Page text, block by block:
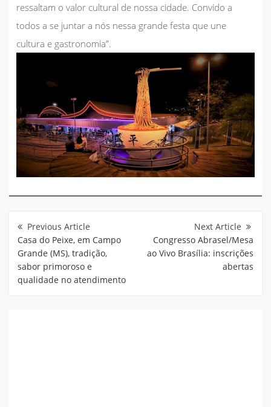
ressaltam o valor cultural de nossa cidade. Convido a
todos a se juntar a nós nessa grande festa que une
cultura e gastronomia”.
de
Post
Casa do Peixe, em Campo
Grande (MS), tradição,
sabor primoroso e
qualidade no atendimento
Congresso Abrasel/Mesa
ao Vivo Brasília: inscrições
abertas